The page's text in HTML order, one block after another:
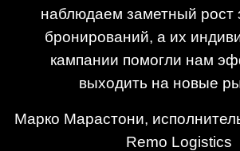
наблюдаем заметный рост
бронирований, а их
кампании помогли нам
выходить на новые
Марко Марастони,
Remo Logistics